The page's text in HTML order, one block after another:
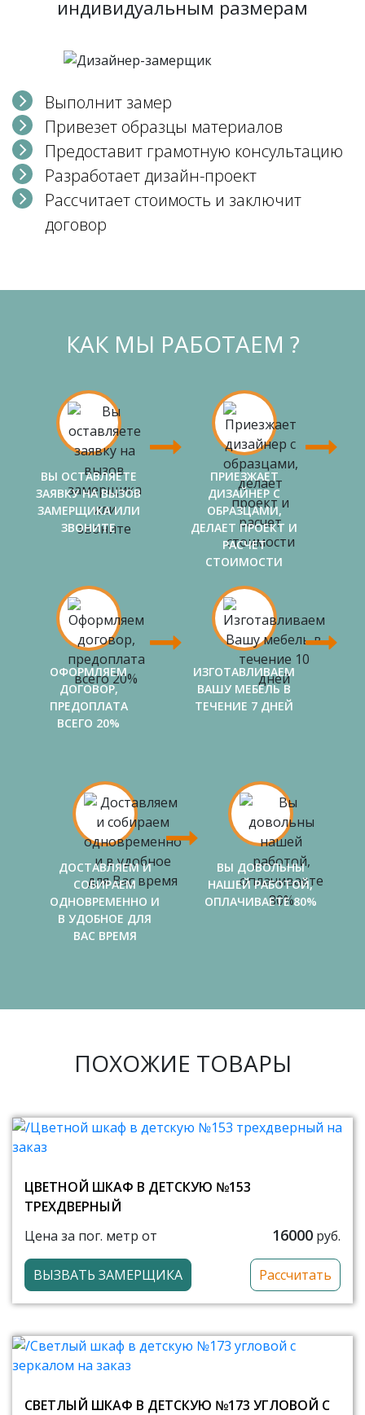
индивидуальным размерам
Выполнит замер
Привезет образцы материалов
Предоставит грамотную консультацию
Разработает дизайн-проект
Рассчитает стоимость и заключит
договор
КАК МЫ РАБОТАЕМ ?
ВЫ ОСТАВЛЯЕТЕ
ЗАЯВКУ НА ВЫЗОВ
ЗАМЕРЩИКА ИЛИ
ЗВОНИТЕ
ПРИЕЗЖАЕТ
ДИЗАЙНЕР С
ОБРАЗЦАМИ,
ДЕЛАЕТ ПРОЕКТ И
РАСЧЕТ
СТОИМОСТИ
ОФОРМЛЯЕМ
ДОГОВОР,
ПРЕДОПЛАТА
ВСЕГО 20%
ИЗГОТАВЛИВАЕМ
ВАШУ МЕБЕЛЬ В
ТЕЧЕНИЕ 7 ДНЕЙ
ДОСТАВЛЯЕМ И
СОБИРАЕМ
ОДНОВРЕМЕННО И
В УДОБНОЕ ДЛЯ
ВАС ВРЕМЯ
ВЫ ДОВОЛЬНЫ
НАШЕЙ РАБОТОЙ,
ОПЛАЧИВАЕТЕ 80%
ПОХОЖИЕ ТОВАРЫ
ЦВЕТНОЙ ШКАФ В ДЕТСКУЮ №153
ТРЕХДВЕРНЫЙ
Цена за пог. метр от
16000 руб.
ВЫЗВАТЬ ЗАМЕРЩИКА Рассчитать
СВЕТЛЫЙ ШКАФ В ДЕТСКУЮ №173 УГЛОВОЙ С